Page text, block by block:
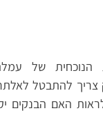
הנוכחית של
צריך להתבטל
האם הבנקים